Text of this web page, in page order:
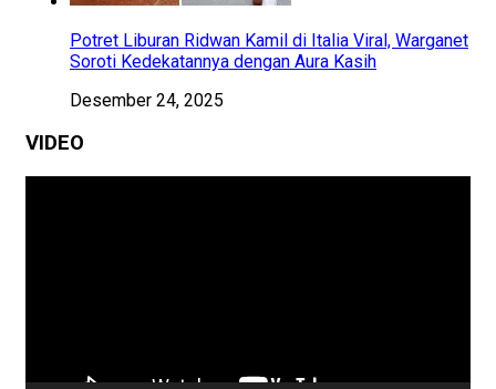
Potret Liburan Ridwan Kamil di Italia Viral, Warganet
Soroti Kedekatannya dengan Aura Kasih
Desember 24, 2025
VIDEO